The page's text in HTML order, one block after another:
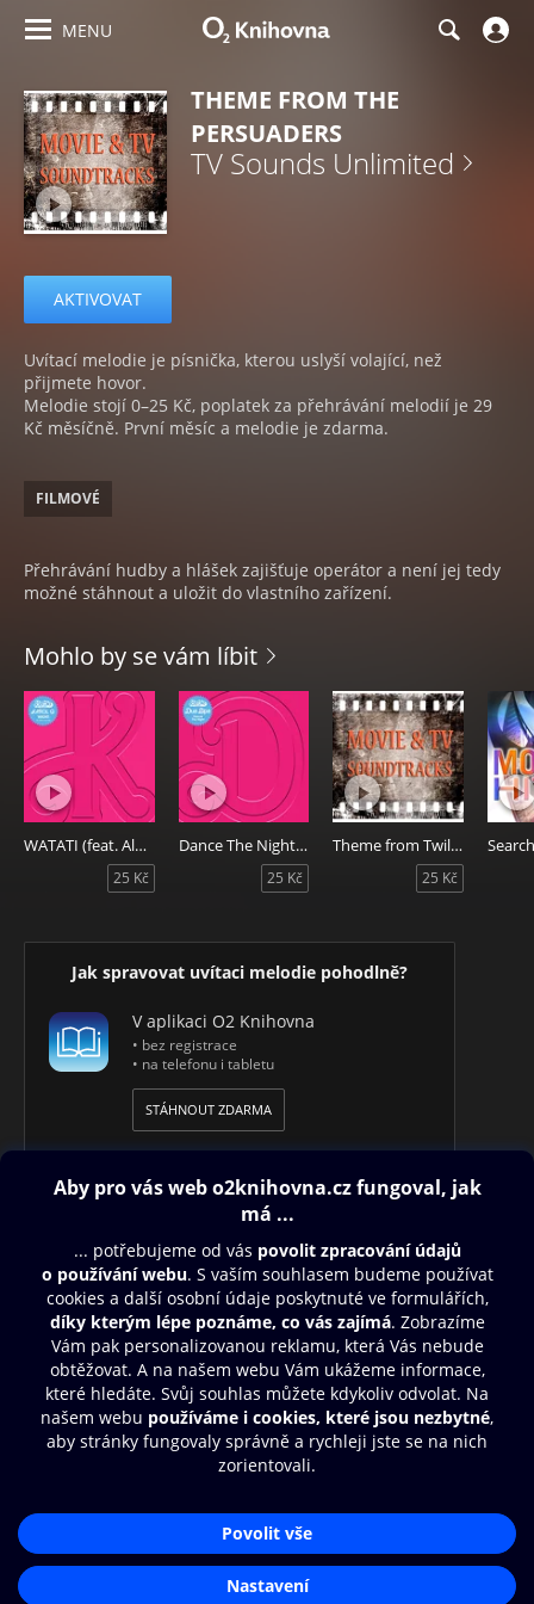
MENU
THEME FROM THE
PERSUADERS
TV Sounds Unlimited
AKTIVOVAT
Uvítací melodie je písnička, kterou uslyší volající, než
přijmete hovor.
Melodie stojí 0–25 Kč, poplatek za přehrávání melodií je 29
Kč měsíčně. První měsíc a melodie je zdarma.
FILMOVÉ
Přehrávání hudby a hlášek zajišťuje operátor a není jej tedy
možné stáhnout a uložit do vlastního zařízení.
Mohlo by se vám líbit
WATATI (feat. Aldo Ranks) [From Barbie The Album]
25 Kč
Dance The Night (From Barbie The Album)
25 Kč
Theme from Twilight (Bella's Lullaby)
25 Kč
Jak spravovat uvítaci melodie pohodlně?
V aplikaci O2 Knihovna
• bez registrace
• na telefonu i tabletu
STÁHNOUT ZDARMA
Obsah ke stažení
Moje O2 Knihovna
Další zábava
© O2 Czech Republic a.s.
Zásady zpracování osobních údajůAplikace O2 Knihovna
Čti a poslouchej své e-knihy a